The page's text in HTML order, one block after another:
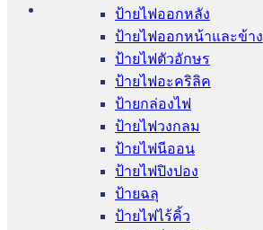
ป้ายไฟออกหลัง
ป้ายไฟออกหน้าและข้าง
ป้ายไฟตัวอักษร
ป้ายไฟอะคริลิค
ป้ายกล่องไฟ
ป้ายไฟวงกลม
ป้ายไฟนีออน
ป้ายไฟปิงปอง
ป้ายฉลุ
ป้ายไฟไร้คิ้ว